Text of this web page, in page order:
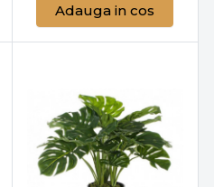
Adauga in cos